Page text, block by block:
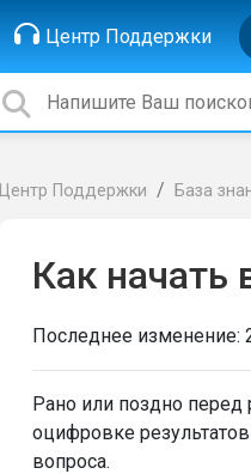
Центр Поддержки
Центр Поддержки База
Как начать
Последнее изменение:
Рано или поздно перед
оцифровке
вопроса.